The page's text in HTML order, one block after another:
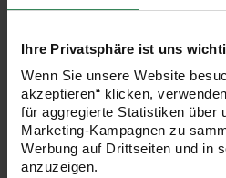
Ihre Privatsphäre ist uns
Wenn Sie unsere Website
akzeptieren“ klicken,
für aggregierte Statistiken über
Marketing-Kampagnen zu
Werbung auf Drittseiten und in
anzuzeigen.
schimmernde Metalloptik verleiht
Etwas!
Ihre Vorteile:
extra schnell trocknend